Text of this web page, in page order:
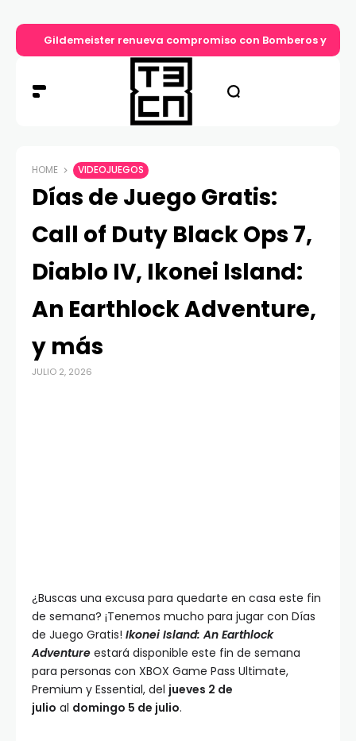
Gildemeister renueva compromiso con Bomberos y
HOME VIDEOJUEGOS
Días de Juego Gratis:
Call of Duty Black Ops 7,
Diablo IV, Ikonei Island:
An Earthlock Adventure,
y más
JULIO 2, 2026
¿Buscas una excusa para quedarte en casa este fin
de semana? ¡Tenemos mucho para jugar con Días
de Juego Gratis! Ikonei Island: An Earthlock
Adventure estará disponible este fin de semana
para personas con XBOX Game Pass Ultimate,
Premium y Essential, del jueves 2 de
julio al domingo 5 de julio.